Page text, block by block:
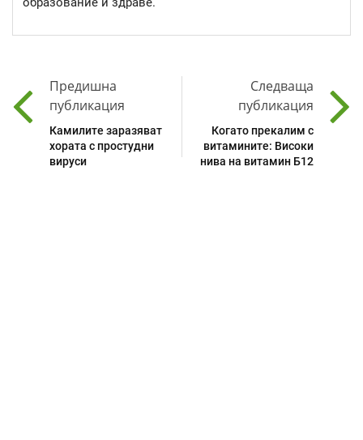
Предишна
публикация
Камилите заразяват
хората с простудни
вируси
Следваща
публикация
Когато прекалим с
витамините: Високи
нива на витамин Б12